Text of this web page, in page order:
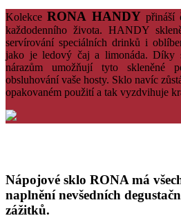
Kolekce RONA HANDY přináší
každodenního života. HANDY
servírování speciálních drinků i
jako je ledový čaj a limonáda. Díky
nárazům
umožňují tyto skleněné
obsluhování vaše hosty. Sklo navíc
opakovaném použití a tak vyzdvihuje
Nápojové sklo RONA má
naplnění nevšedních
zážitků.